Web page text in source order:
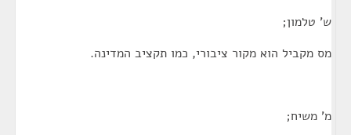
ש' טלמון;
מס מקביל הוא מקור ציבורי, כמו תקציב המדינה.
מ' משיח;